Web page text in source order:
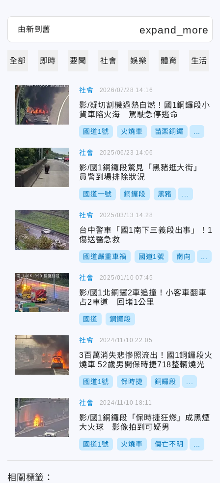
全部 即時 要聞 社會 娛樂 體育 生活
社會
影/疑切割機過熱自燃！國1銅鑼段小
貨車陷火海 駕駛急停逃命
國道1號 火燒車 苗栗銅鑼
2026/07/28 14:16
社會
影/國1銅鑼段驚見「黑豬逛大街」
員警到場排除狀況
國道一號 銅鑼段 黑豬
2025/06/23 14:06
社會
台中警車「國1南下三義段出事」！1
傷送醫急救
國道嚴重車禍 國道1號 南向
2025/03/13 14:28
社會
影/國1北銅鑼2車追撞！小客車翻車
占2車道 回堵1公里
國道 銅鑼段
2025/01/10 07:45
社會
3百萬消失悲慘照流出！國1銅鑼段火
燒車 52歲男開保時捷718整輛燒光
國道1號 保時捷 銅鑼段
2024/11/10 22:05
社會
影/國1銅鑼段「保時捷狂燃」成黑煙
大火球 影像拍到可疑男
國道1號 火燒車 傷亡不明
2024/11/10 18:11
相關標籤：